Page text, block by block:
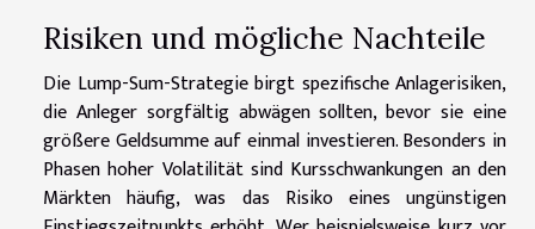
Risiken und mögliche Nachteile
Die Lump-Sum-Strategie birgt spezifische Anlagerisiken,
die Anleger sorgfältig abwägen sollten, bevor sie eine
größere Geldsumme auf einmal investieren. Besonders in
Phasen hoher Volatilität sind Kursschwankungen an den
Märkten häufig, was das Risiko eines ungünstigen